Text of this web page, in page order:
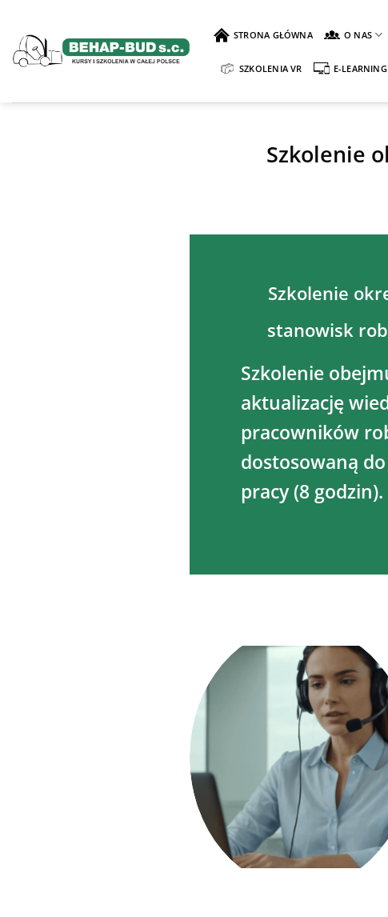
zawartości
STRONA GŁÓWNA O NAS
SZKOLENIA VR E-LEARNING
Szkolenie
Szkolenie
stanowisk
Szkolenie
aktualizację
pracowników
dostosowaną
pracy (8 godzin).